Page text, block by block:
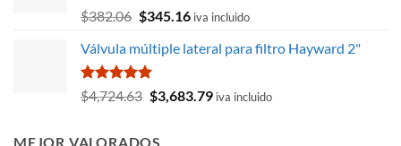
$424.65.$262.81.
Valorado
con
de 5
$382.06 El
original
era:
$382.06.
$345.16El
actual
$345.16.
iva incluido
Válvula múltiple lateral para filtro Hayward 2"
Valorado
con
$4,724.63 El
$3,683.79Eliva incluido
MEJOR VALORADOS